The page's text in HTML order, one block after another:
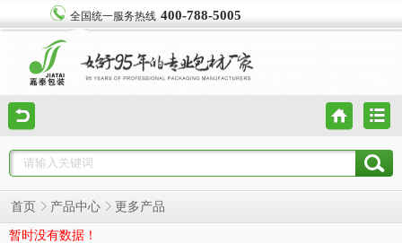
全国统一服务热线 400-788-5005
首页 产品中心 更多产品
暂时没有数据！